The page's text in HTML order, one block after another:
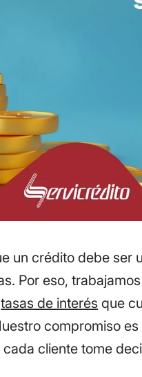
un crédito debe ser
Por eso,
tasas de interés que
compromiso
cliente tome